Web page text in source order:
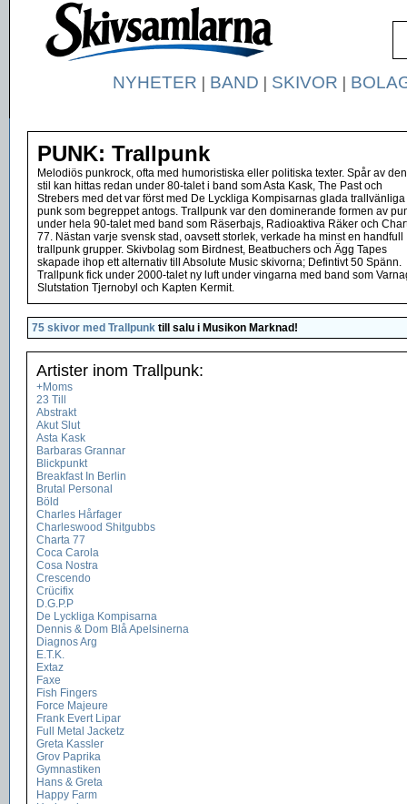
NYHETER | BAND | SKIVOR |
PUNK: Trallpunk
Melodiös punkrock, ofta med humoristiska eller politiska texter. Spår av
stil kan hittas redan under 80-talet i band som Asta Kask, The Past och
Strebers med det var först med De Lyckliga Kompisarnas glada trallvänliga
punk som begreppet antogs. Trallpunk var den dominerande formen av
under hela 90-talet med band som Räserbajs, Radioaktiva Räker och
77. Nästan varje svensk stad, oavsett storlek, verkade ha minst en handfull
trallpunk grupper. Skivbolag som Birdnest, Beatbuchers och Ägg Tapes
skapade ihop ett alternativ till Absolute Music skivorna; Defintivt 50 Spänn.
Trallpunk fick under 2000-talet ny luft under vingarna med band som
Slutstation Tjernobyl och Kapten Kermit.
75 skivor med Trallpunk till salu i Musikon Marknad !
Artister inom Trallpunk:
+Moms
23 Till
Abstrakt
Akut Slut
Asta Kask
Barbaras Grannar
Blickpunkt
Breakfast In Berlin
Brutal Personal
Böld
Charles Hårfager
Charleswood Shitgubbs
Charta 77
Coca Carola
Cosa Nostra
Crescendo
Crücifix
D.G.P.P
De Lyckliga Kompisarna
Dennis & Dom Blå Apelsinerna
Diagnos Arg
E.T.K.
Extaz
Faxe
Fish Fingers
Force Majeure
Frank Evert Lipar
Full Metal Jacketz
Greta Kassler
Grov Paprika
Gymnastiken
Hans & Greta
Happy Farm